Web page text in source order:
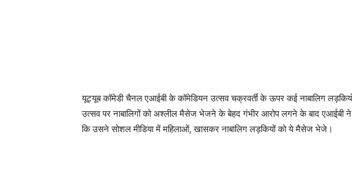
यूट्यूब कॉमेडी चैनल एआईबी के कॉमेडियन उत्सव चक्रवर्ती के ऊपर कई नाबालिग
उत्सव पर नाबालिगों को अश्लील मैसेज भेजने के बेहद गंभीर आरोप लगने के बाद एआईबी
कि उसने सोशल मीडिया में महिलाओं, खासकर नाबालिग लड़कियों को ये मैसेज भेजे।